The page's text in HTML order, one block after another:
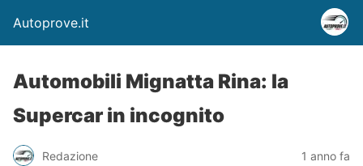
Autoprove.it
Automobili Mignatta Rina: la
Supercar in incognito
Redazione 1 anno fa